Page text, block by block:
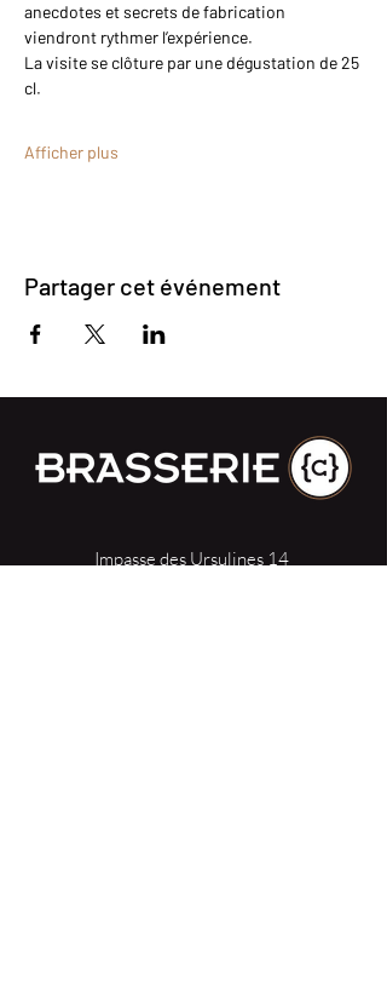
anecdotes et secrets de fabrication
viendront rythmer l’expérience.
La visite se clôture par une dégustation de 25
cl.
Afficher plus
Partager cet événement
Impasse des Ursulines 14